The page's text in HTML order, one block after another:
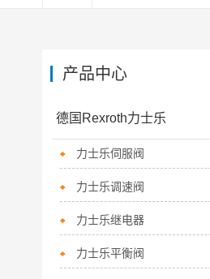
产品中心
德国Rexroth力士乐
力士乐伺服阀
力士乐调速阀
力士乐继电器
力士乐平衡阀